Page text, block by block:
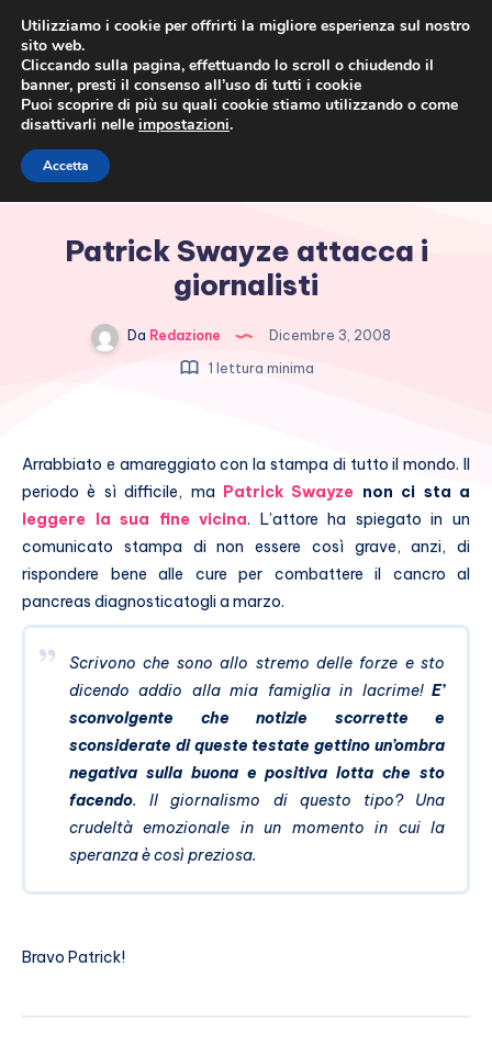
Patrick Swayze attacca i
giornalisti
Da Redazione
Dicembre 3, 2008
1 lettura minima
Arrabbiato e amareggiato con la stampa di tutto il mondo. Il
periodo è sì difficile, ma
Patrick Swayze non ci sta a
leggere la sua fine vicina. L’attore ha spiegato in un
comunicato stampa di non essere così grave, anzi, di
rispondere bene alle cure per combattere il cancro al
pancreas diagnosticatogli a marzo.
Scrivono che sono allo stremo delle forze e sto
dicendo addio alla mia famiglia in lacrime! E’
sconvolgente che notizie scorrette e
sconsiderate di queste testate gettino un’ombra
negativa sulla buona e positiva lotta che sto
facendo. Il giornalismo di questo tipo? Una
crudeltà emozionale in un momento in cui la
speranza è così preziosa.
Bravo Patrick!
Utilizziamo i cookie per offrirti la migliore esperienza sul nostro
sito web.
Cliccando sulla pagina, effettuando lo scroll o chiudendo il
banner, presti il consenso all’uso di tutti i cookie
Puoi scoprire di più su quali cookie stiamo utilizzando o come
disattivarli nelle impostazioni.
Accetta